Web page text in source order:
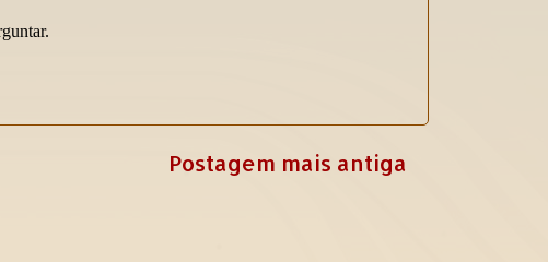
Postagem mais antiga